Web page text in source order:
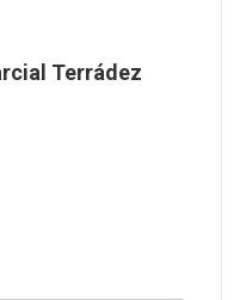
Terrádez